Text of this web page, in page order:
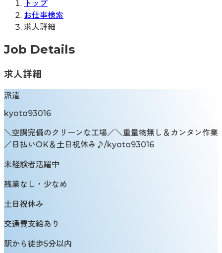
トップ
お仕事検索
求人詳細
Job Details
求人詳細
派遣
kyoto93016
＼空調完備のクリーンな工場／＼重量物無し＆カンタン作業
／日払いOK＆土日祝休み♪/kyoto93016
未経験者活躍中
残業なし・少なめ
土日祝休み
交通費支給あり
駅から徒歩5分以内